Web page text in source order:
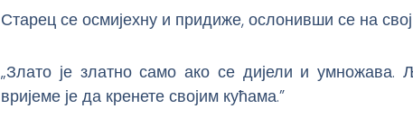
Старец се осмијехну и придиже, ослонивши се на
„Злато је златно само ако се дијели и умножава.
вријеме је да кренете својим кућама.”